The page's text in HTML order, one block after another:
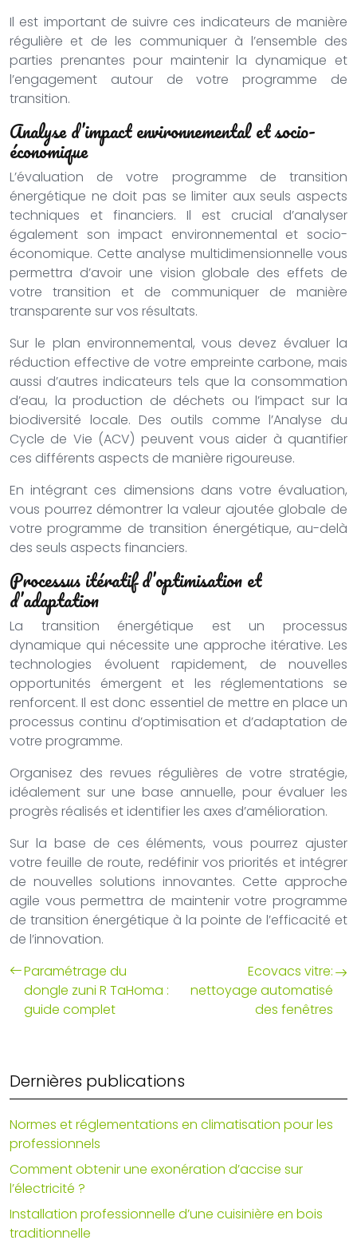
Il est important de suivre ces indicateurs de manière
régulière et de les communiquer à l’ensemble des
parties prenantes pour maintenir la dynamique et
l’engagement autour de votre programme de
transition.
Analyse d’impact environnemental et socio-
économique
L’évaluation de votre programme de transition
énergétique ne doit pas se limiter aux seuls aspects
techniques et financiers. Il est crucial d’analyser
également son impact environnemental et socio-
économique. Cette analyse multidimensionnelle vous
permettra d’avoir une vision globale des effets de
votre transition et de communiquer de manière
transparente sur vos résultats.
Sur le plan environnemental, vous devez évaluer la
réduction effective de votre empreinte carbone, mais
aussi d’autres indicateurs tels que la consommation
d’eau, la production de déchets ou l’impact sur la
biodiversité locale. Des outils comme l’Analyse du
Cycle de Vie (ACV) peuvent vous aider à quantifier
ces différents aspects de manière rigoureuse.
En intégrant ces dimensions dans votre évaluation,
vous pourrez démontrer la valeur ajoutée globale de
votre programme de transition énergétique, au-delà
des seuls aspects financiers.
Processus itératif d’optimisation et
d’adaptation
La transition énergétique est un processus
dynamique qui nécessite une approche itérative. Les
technologies évoluent rapidement, de nouvelles
opportunités émergent et les réglementations se
renforcent. Il est donc essentiel de mettre en place un
processus continu d’optimisation et d’adaptation de
votre programme.
Organisez des revues régulières de votre stratégie,
idéalement sur une base annuelle, pour évaluer les
progrès réalisés et identifier les axes d’amélioration.
Sur la base de ces éléments, vous pourrez ajuster
votre feuille de route, redéfinir vos priorités et intégrer
de nouvelles solutions innovantes. Cette approche
agile vous permettra de maintenir votre programme
de transition énergétique à la pointe de l’efficacité et
de l’innovation.
Paramétrage du
dongle zuni R TaHoma :
guide complet
Ecovacs vitre:
nettoyage automatisé
des fenêtres
Dernières publications
Normes et réglementations en climatisation pour les
professionnels
Comment obtenir une exonération d’accise sur
l’électricité ?
Installation professionnelle d’une cuisinière en bois
traditionnelle